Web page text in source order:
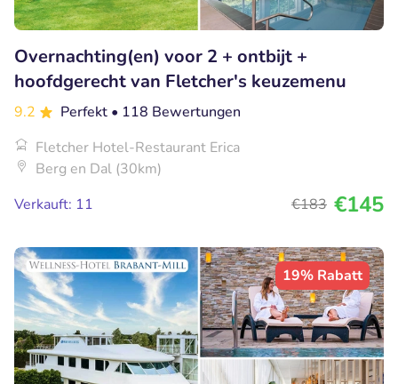
Overnachting(en) voor 2 + ontbijt +
hoofdgerecht van Fletcher's keuzemenu
9.2 Perfekt • 118 Bewertungen
Fletcher Hotel-Restaurant Erica
Berg en Dal (30km)
Verkauft: 11
€183 €145
19% Rabatt